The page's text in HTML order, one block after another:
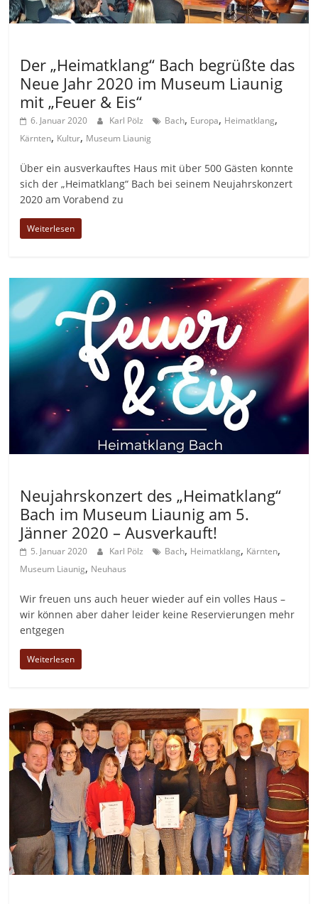
Der „Heimatklang“ Bach begrüßte das
Neue Jahr 2020 im Museum Liaunig
mit „Feuer & Eis“
6. Januar 2020 Karl Pölz Bach, Europa, Heimatklang,
Kärnten, Kultur, Museum Liaunig
Über ein ausverkauftes Haus mit über 500 Gästen konnte
sich der „Heimatklang“ Bach bei seinem Neujahrskonzert
2020 am Vorabend zu
Weiterlesen
Neujahrskonzert des „Heimatklang“
Bach im Museum Liaunig am 5.
Jänner 2020 – Ausverkauft!
5. Januar 2020 Karl Pölz Bach, Heimatklang, Kärnten,
Museum Liaunig, Neuhaus
Wir freuen uns auch heuer wieder auf ein volles Haus –
wir können aber daher leider keine Reservierungen mehr
entgegen
Weiterlesen